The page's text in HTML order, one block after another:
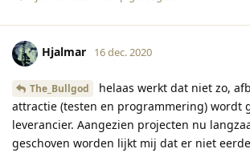
Hjalmar 16 dec. 2020
The_Bullgod
helaas werkt dat niet zo,
attractie (testen en programmering) wordt
leverancier. Aangezien projecten nu
geschoven worden lijkt mij dat er niet